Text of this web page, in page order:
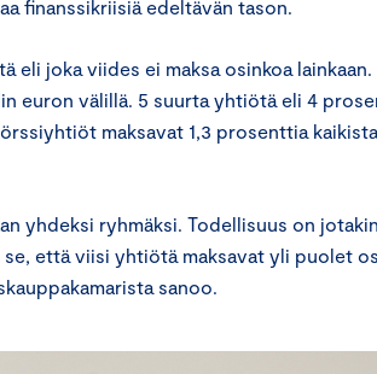
finanssikriisiä edeltävän tason.
joka viides ei maksa osinkoa
euron välillä. 5 suurta yhtiötä eli 4
maksavat 1,3 prosenttia
yhdeksi ryhmäksi. Todellisuus on
että viisi yhtiötä maksavat yli puolet
sanoo.